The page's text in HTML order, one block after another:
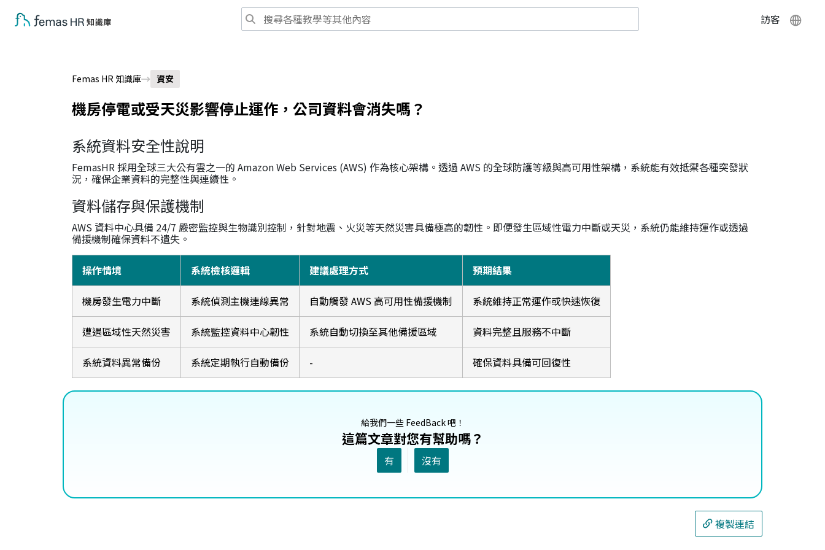
訪客
Femas HR 知識庫 資安
機房停電或受天災影響停止運作，公司資料會消失嗎？
系統資料安全性說明
FemasHR 採用全球三大公有雲之一的 Amazon Web Services (AWS) 作為核心架構。透過 AWS 的全球防護等級與高可用性架構，系統能有效抵禦各種突發狀
況，確保企業資料的完整性與連續性。
資料儲存與保護機制
AWS 資料中心具備 24/7 嚴密監控與生物識別控制，針對地震、火災等天然災害具備極高的韌性。即便發生區域性電力中斷或天災，系統仍能維持運作或透過
備援機制確保資料不遺失。
操作情境 系統檢核邏輯 建議處理方式 預期結果
機房發生電力中斷 系統偵測主機連線異常 自動觸發 AWS 高可用性備援機制 系統維持正常運作或快速恢復
遭遇區域性天然災害 系統監控資料中心韌性 系統自動切換至其他備援區域 資料完整且服務不中斷
系統資料異常備份 系統定期執行自動備份 - 確保資料具備可回復性
給我們一些 FeedBack 吧！
這篇文章對您有幫助嗎？
有 沒有
複製連結